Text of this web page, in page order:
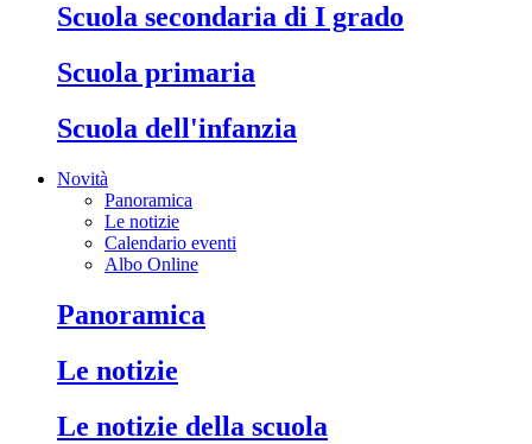
Scuola secondaria di I grado
Scuola primaria
Scuola dell'infanzia
Novità
Panoramica
Le notizie
Calendario eventi
Albo Online
Panoramica
Le notizie
Le notizie della scuola